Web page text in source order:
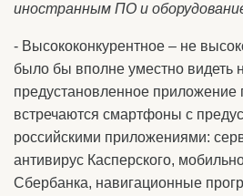
иностранным ПО и
- Высококонкурентное – не
было бы вполне уместно видеть
предустановленное приложение
встречаются смартфоны с
российскими приложениями:
антивирус Касперского,
Сбербанка, навигационные